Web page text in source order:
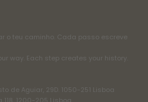
o teu caminho. Cada passo escreve
way. Each step creates your history.
de Aguiar, 29D. 1050-251 Lisboa
118. 1200-205 Lisboa